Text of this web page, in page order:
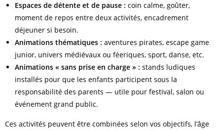
Espaces de détente et de pause : coin calme, goûter,
moment de repos entre deux activités, encadrement
déjeuner si besoin.
Animations thématiques : aventures pirates, escape game
junior, univers médiévaux ou féeriques, sport, danse, etc.
Animations « sans prise en charge » : stands ludiques
installés pour que les enfants participent sous la
responsabilité des parents — utile pour festival, salon ou
événement grand public.
Ces activités peuvent être combinées selon vos objectifs, l’âge